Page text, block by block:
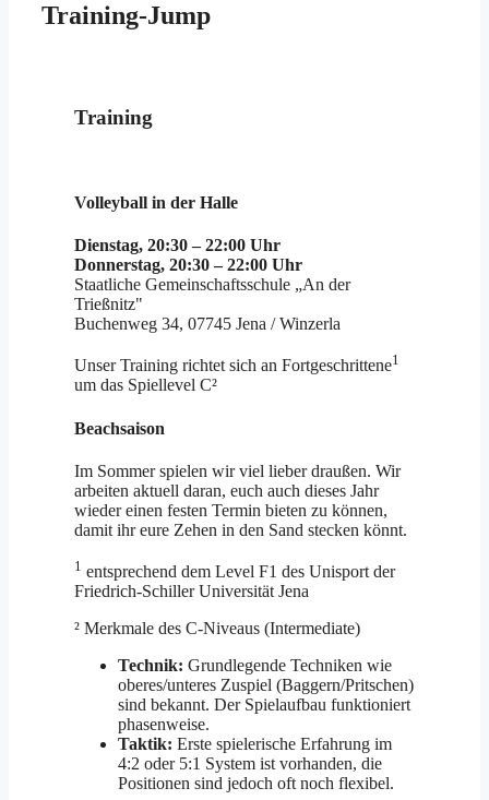
Training-Jump
Training
Volleyball in der Halle
Dienstag, 20:30 – 22:00 Uhr
Donnerstag, 20:30 – 22:00 Uhr
Staatliche Gemeinschaftsschule „An der
Trießnitz"
Buchenweg 34, 07745 Jena / Winzerla
Unser Training richtet sich an Fortgeschrittene1
um das Spiellevel C²
Beachsaison
Im Sommer spielen wir viel lieber draußen. Wir
arbeiten aktuell daran, euch auch dieses Jahr
wieder einen festen Termin bieten zu können,
damit ihr eure Zehen in den Sand stecken könnt.
1 entsprechend dem Level F1 des Unisport der
Friedrich-Schiller Universität Jena
² Merkmale des C-Niveaus (Intermediate)
Technik: Grundlegende Techniken wie
oberes/unteres Zuspiel (Baggern/Pritschen)
sind bekannt. Der Spielaufbau funktioniert
phasenweise.
Taktik: Erste spielerische Erfahrung im
4:2 oder 5:1 System ist vorhanden, die
Positionen sind jedoch oft noch flexibel.